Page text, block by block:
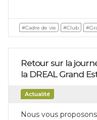
#Cadre de vie #Club
Retour sur la
la DREAL Grand
Actualité
Nous vous